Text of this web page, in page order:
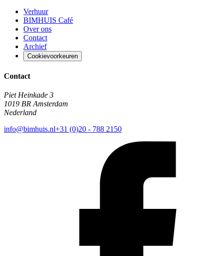
Verhuur
BIMHUIS Café
Over ons
Contact
Archief
Cookievoorkeuren
Contact
Piet Heinkade 3
1019 BR Amsterdam
Nederland
info@bimhuis.nl+31 (0)20 - 788 2150